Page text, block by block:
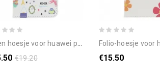
voor huawei p smart s ik hou van parijs
€19.20
folio-hoesje voor huawei p
€15.50